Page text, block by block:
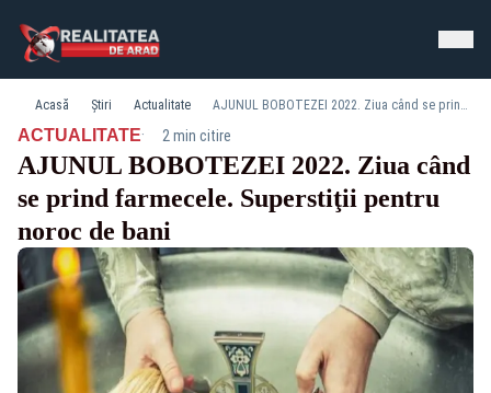
Acasă Știri Actualitate AJUNUL BOBOTEZEI 2022. Ziua când se prind farmecele. Superstiţii pentru noroc de bani
ACTUALITATE· 2 min citire
AJUNUL BOBOTEZEI 2022. Ziua când
se prind farmecele. Superstiţii pentru
noroc de bani